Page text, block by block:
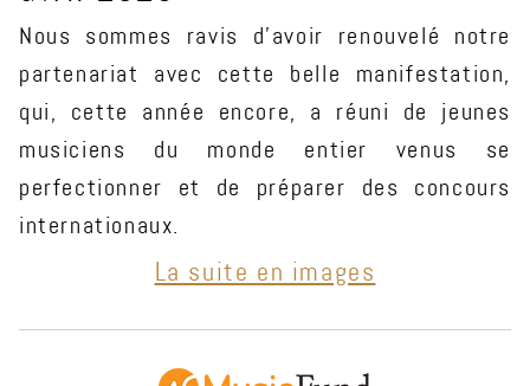
Nous sommes ravis d’avoir renouvelé notre
partenariat avec cette belle manifestation,
qui, cette année encore, a réuni de jeunes
musiciens du monde entier venus se
perfectionner et de préparer des concours
internationaux.
La suite en images